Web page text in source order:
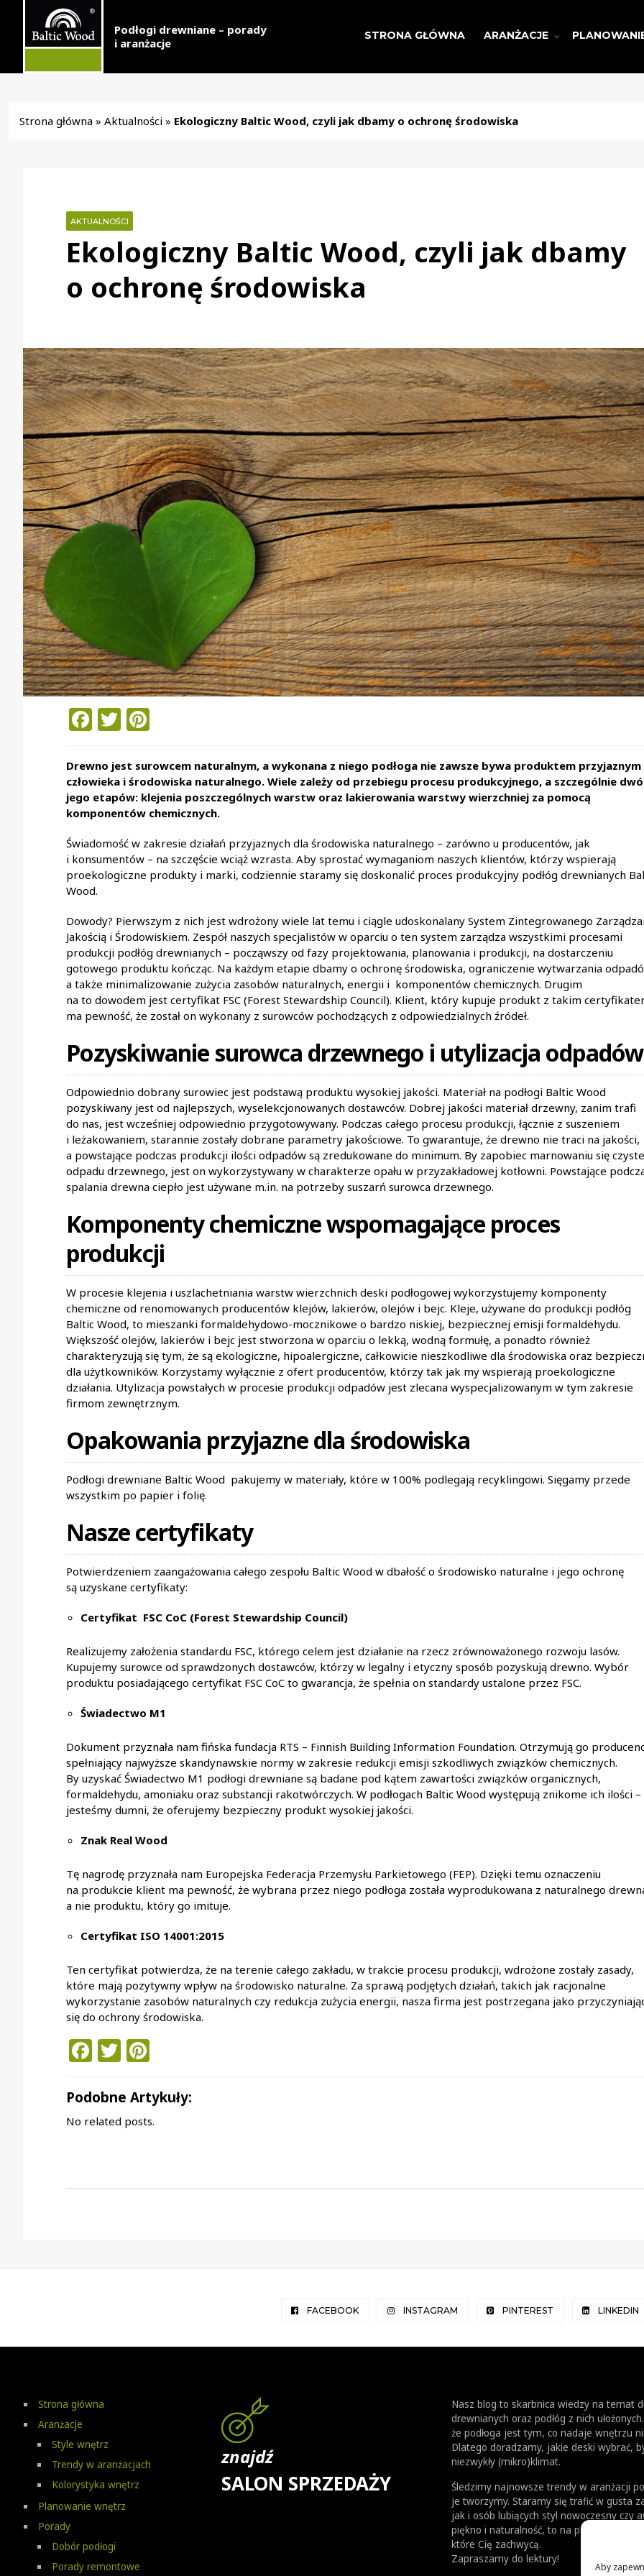
Aby
Podłogi drewniane – porady
i aranżacje
STRONA GŁÓWNA ARANŻACJE
Strona główna » Aktualności » Ekologiczny Baltic Wood, czyli jak dbamy o ochronę środowiska
AKTUALNOŚCI
Ekologiczny Baltic Wood, czyli jak dbamy
o ochronę środowiska
Facebook
Twitter
Drewno jest surowcem naturalnym, a wykonana z niego podłoga nie zawsze bywa produktem przyjaznym
człowieka i środowiska naturalnego. Wiele zależy od przebiegu procesu produkcyjnego, a szczególnie
jego etapów: klejenia poszczególnych warstw oraz lakierowania warstwy wierzchniej za pomocą
komponentów chemicznych.
Świadomość w zakresie działań przyjaznych dla środowiska naturalnego – zarówno u producentów, jak
i konsumentów – na szczęście wciąż wzrasta. Aby sprostać wymaganiom naszych klientów, którzy wspierają
proekologiczne produkty i marki, codziennie staramy się doskonalić proces produkcyjny podłóg drewnianych
Wood.
Dowody? Pierwszym z nich jest wdrożony wiele lat temu i ciągle udoskonalany System Zintegrowanego
Jakością i Środowiskiem. Zespół naszych specjalistów w oparciu o ten system zarządza wszystkimi procesami
produkcji podłóg drewnianych – począwszy od fazy projektowania, planowania i produkcji, na dostarczeniu
gotowego produktu kończąc. Na każdym etapie dbamy o ochronę środowiska, ograniczenie wytwarzania
a także minimalizowanie zużycia zasobów naturalnych, energii i komponentów chemicznych. Drugim
na to dowodem jest certyfikat FSC (Forest Stewardship Council). Klient, który kupuje produkt z takim
ma pewność, że został on wykonany z surowców pochodzących z odpowiedzialnych źródeł.
Pozyskiwanie surowca drzewnego i utylizacja odpadów
Odpowiednio dobrany surowiec jest podstawą produktu wysokiej jakości. Materiał na podłogi Baltic Wood
pozyskiwany jest od najlepszych, wyselekcjonowanych dostawców. Dobrej jakości materiał drzewny, zanim trafi
do nas, jest wcześniej odpowiednio przygotowywany. Podczas całego procesu produkcji, łącznie z suszeniem
i leżakowaniem, starannie zostały dobrane parametry jakościowe. To gwarantuje, że drewno nie traci na jakości,
a powstające podczas produkcji ilości odpadów są zredukowane do minimum. By zapobiec marnowaniu się
odpadu drzewnego, jest on wykorzystywany w charakterze opału w przyzakładowej kotłowni. Powstające
spalania drewna ciepło jest używane m.in. na potrzeby suszarń surowca drzewnego.
Komponenty chemiczne wspomagające proces
produkcji
W procesie klejenia i uszlachetniania warstw wierzchnich deski podłogowej wykorzystujemy komponenty
chemiczne od renomowanych producentów klejów, lakierów, olejów i bejc. Kleje, używane do produkcji podłóg
Baltic Wood, to mieszanki formaldehydowo-mocznikowe o bardzo niskiej, bezpiecznej emisji formaldehydu.
Większość olejów, lakierów i bejc jest stworzona w oparciu o lekką, wodną formułę, a ponadto również
charakteryzują się tym, że są ekologiczne, hipoalergiczne, całkowicie nieszkodliwe dla środowiska oraz
dla użytkowników. Korzystamy wyłącznie z ofert producentów, którzy tak jak my wspierają proekologiczne
działania. Utylizacja powstałych w procesie produkcji odpadów jest zlecana wyspecjalizowanym w tym zakresie
firmom zewnętrznym.
Opakowania przyjazne dla środowiska
Podłogi drewniane Baltic Wood pakujemy w materiały, które w 100% podlegają recyklingowi. Sięgamy przede
wszystkim po papier i folię.
Nasze certyfikaty
Potwierdzeniem zaangażowania całego zespołu Baltic Wood w dbałość o środowisko naturalne i jego ochronę
są uzyskane certyfikaty:
Certyfikat FSC CoC (Forest Stewardship Council)
Realizujemy założenia standardu FSC, którego celem jest działanie na rzecz zrównoważonego rozwoju lasów.
Kupujemy surowce od sprawdzonych dostawców, którzy w legalny i etyczny sposób pozyskują drewno. Wybór
produktu posiadającego certyfikat FSC CoC to gwarancja, że spełnia on standardy ustalone przez FSC.
Świadectwo M1
Dokument przyznała nam fińska fundacja RTS – Finnish Building Information Foundation. Otrzymują go
spełniający najwyższe skandynawskie normy w zakresie redukcji emisji szkodliwych związków chemicznych.
By uzyskać Świadectwo M1 podłogi drewniane są badane pod kątem zawartości związków organicznych,
formaldehydu, amoniaku oraz substancji rakotwórczych. W podłogach Baltic Wood występują znikome ich ilości –
jesteśmy dumni, że oferujemy bezpieczny produkt wysokiej jakości.
Znak Real Wood
Tę nagrodę przyznała nam Europejska Federacja Przemysłu Parkietowego (FEP). Dzięki temu oznaczeniu
na produkcie klient ma pewność, że wybrana przez niego podłoga została wyprodukowana z naturalnego
a nie produktu, który go imituje.
Certyfikat ISO 14001:2015
Ten certyfikat potwierdza, że na terenie całego zakładu, w trakcie procesu produkcji, wdrożone zostały zasady,
które mają pozytywny wpływ na środowisko naturalne. Za sprawą podjętych działań, takich jak racjonalne
wykorzystanie zasobów naturalnych czy redukcja zużycia energii, nasza firma jest postrzegana jako
się do ochrony środowiska.
Facebook
Twitter
Podobne Artykuły:
No related posts.
FACEBOOK INSTAGRAM PINTEREST LINKEDIN
Strona główna
Aranżacje
Style wnętrz
Trendy w aranżacjach
Kolorystyka wnętrz
Planowanie wnętrz
Porady
Dobór podłogi
Porady remontowe
znajdź
SALON SPRZEDAŻY
Nasz blog to skarbnica wiedzy na temat
drewnianych oraz podłóg z nich
że podłoga jest tym, co nadaje wnętrzu
Dlatego doradzamy, jakie deski wybrać,
niezwykły (mikro)klimat.
Śledzimy najnowsze trendy w aranżacji
je tworzymy. Staramy się trafić w gusta
jak i osób lubiących styl nowoczesny czy
piękno i naturalność, to na pewno
które Cię zachwycą.
Zapraszamy do lektury!